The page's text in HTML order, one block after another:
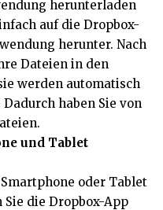
herunterladen
auf die Dropbox-
herunter. Nach
Dateien in den
werden automatisch
haben Sie von
und Tablet
oder Tablet
die Dropbox-App